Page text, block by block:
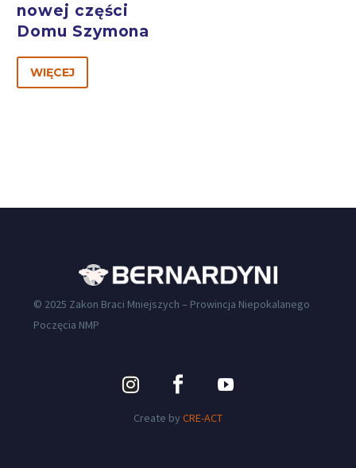
nowej części
Domu Szymona
WIĘCEJ
© 2025 Zakon Braci Mniejszych – Prowincja Niepokalanego
Poczęcia NMP
Create by CRE-ACT